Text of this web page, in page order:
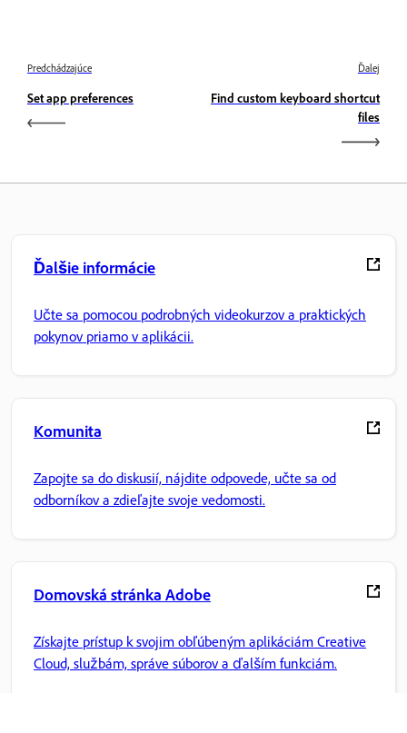
Predchádzajúce
Set app preferences
Ďalej
Find custom keyboard shortcut
files
Ďalšie informácie
Učte sa pomocou podrobných videokurzov a praktických
pokynov priamo v aplikácii.
Komunita
Zapojte sa do diskusií, nájdite odpovede, učte sa od
odborníkov a zdieľajte svoje vedomosti.
Domovská stránka Adobe
Získajte prístup k svojim obľúbeným aplikáciám Creative
Cloud, službám, správe súborov a ďalším funkciám.